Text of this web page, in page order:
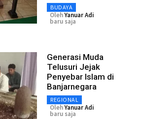
BUDAYA
OlehYanuar Adi
baru saja
Generasi Muda
Telusuri Jejak
Penyebar Islam di
Banjarnegara
REGIONAL
OlehYanuar Adi
baru saja